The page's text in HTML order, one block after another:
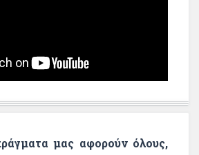
μας αφορούν όλους,